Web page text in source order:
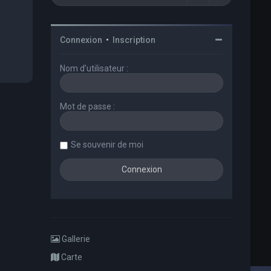
Connexion • Inscription
Nom d’utilisateur :
Mot de passe :
Se souvenir de moi
Gallerie
Carte